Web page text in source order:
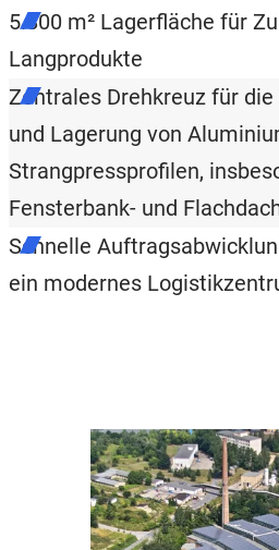
5.800 m² Lagerfläche für
Langprodukte
Zentrales Drehkreuz für
und Lagerung von
Strangpressprofilen,
Fensterbank- und
Schnelle
ein modernes